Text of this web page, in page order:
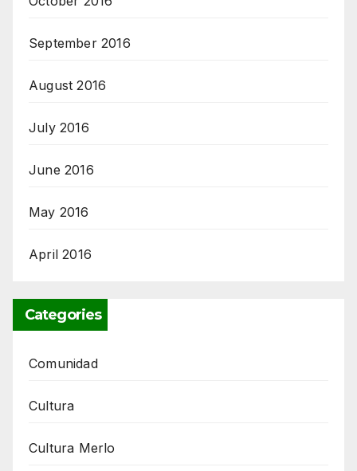
September 2016
August 2016
July 2016
June 2016
May 2016
April 2016
Categories
Comunidad
Cultura
Cultura Merlo